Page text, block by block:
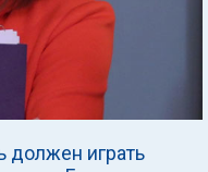
должен играть